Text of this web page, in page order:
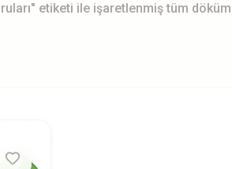
etiketi ile işaretlenmiş tüm